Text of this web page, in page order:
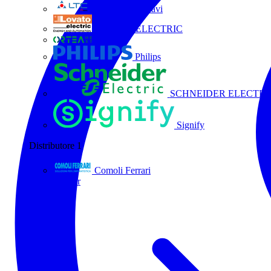
La Triveneta Cavi
LOVATO ELECTRIC
Philips
SCHNEIDER
Signify
Distributore 1
Comoli Ferrari
Tutti i partner